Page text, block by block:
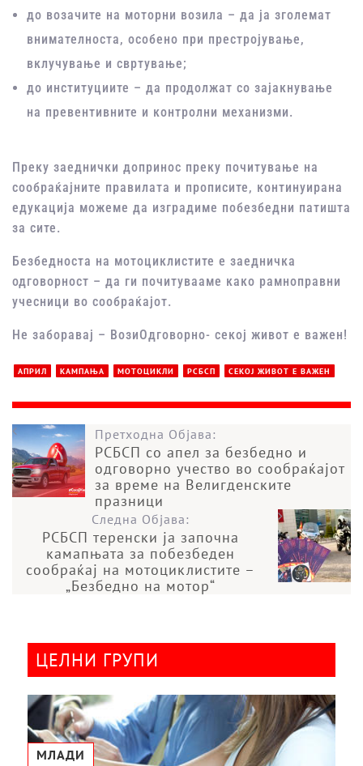
до возачите на моторни возила – да ја зголемат
внимателноста, особено при престројување,
вклучување и свртување;
до институциите – да продолжат со зајакнување
на превентивните и контролни механизми.
Преку заеднички допринос преку почитување на
сообраќајните правилата и прописите, континуирана
едукација можеме да изградиме побезбедни патишта
за сите.
Безбедноста на мотоциклистите е заедничка
одговорност – да ги почитувааме како рамноправни
учесници во сообраќајот.
Не заборавај – ВозиОдговорно- секој живот е важен!
АПРИЛ КАМПАЊА МОТОЦИКЛИ РСБСП СЕКОЈ ЖИВОТ Е ВАЖЕН
Претходна Објава:
РСБСП со апел за безбедно и
одговорно учество во сообраќајот
за време на Велигденските
празници
Следна Објава:
РСБСП теренски ја започна
камапњата за побезбеден
сообраќај на мотоциклистите –
„Безбедно на мотор“
ЦЕЛНИ ГРУПИ
МЛАДИ